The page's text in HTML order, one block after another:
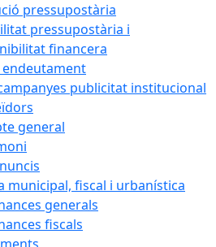
pressupostària
pressupostària i
financera
endeutament
publicitat institucional
general
municipal, fiscal i urbanística
generals
fiscals